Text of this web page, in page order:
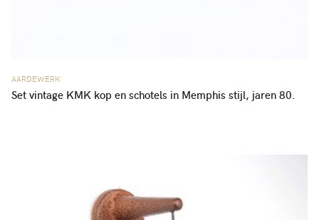
AARDEWERK
Set vintage KMK kop en schotels in Memphis stijl, jaren 80.